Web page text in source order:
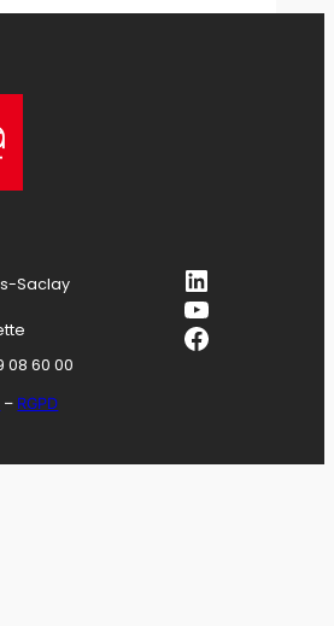
Saclay
08 60 00
– RGPD
LinkedIn
YouTube
Facebook